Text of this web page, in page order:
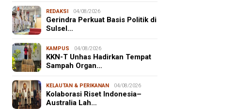
REDAKSI 04/08/2026
Gerindra Perkuat Basis Politik di
Sulsel…
KAMPUS 04/08/2026
KKN-T Unhas Hadirkan Tempat
Sampah Organ…
KELAUTAN & PERIKANAN 04/08/2026
Kolaborasi Riset Indonesia–
Australia Lah…